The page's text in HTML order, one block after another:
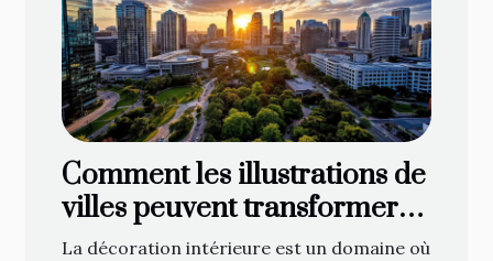
Comment les illustrations de
villes peuvent transformer
votre décoration intérieure
La décoration intérieure est un domaine où